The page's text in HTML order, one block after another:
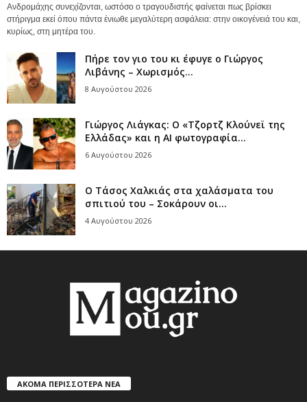
Ανδρομάχης συνεχίζονται, ωστόσο ο τραγουδιστής φαίνεται πως βρίσκει
στήριγμα εκεί όπου πάντα ένιωθε μεγαλύτερη ασφάλεια: στην οικογένειά του και,
κυρίως, στη μητέρα του.
Πήρε τον γιο του κι έφυγε ο Γιώργος
Λιβάνης – Χωρισμός...
8 Αυγούστου 2026
Γιώργος Λιάγκας: Ο «Τζορτζ Κλούνεϊ της
Ελλάδας» και η AI φωτογραφία...
6 Αυγούστου 2026
Ο Τάσος Χαλκιάς στα χαλάσματα του
σπιτιού του – Σοκάρουν οι...
4 Αυγούστου 2026
ΑΚΟΜΑ ΠΕΡΙΣΣΟΤΕΡΑ ΝΕΑ